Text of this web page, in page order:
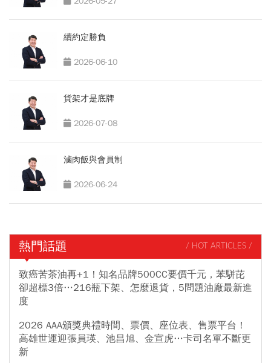
續約定勝負
2026-06-10
貨架才是底牌
2026-07-08
滷肉飯與會員制
2026-06-24
熱門話題 / HOT ARTICLES /
致癌苦茶油再+1！知名品牌500CC要價千元，苯駢芘
卻超標3倍…216瓶下架、怎麼退貨，5問題油廠最新進
度
2026 AAA頒獎典禮時間、票價、座位表、售票平台！
高雄世運迎張員瑛、池昌旭、金宣虎…卡司名單不斷更
新